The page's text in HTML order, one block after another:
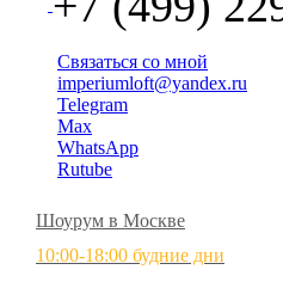
Связаться со мной
imperiumloft@yandex.ru
Telegram
Max
WhatsApp
Rutube
Шоурум в Москве
10:00-18:00 будние дни